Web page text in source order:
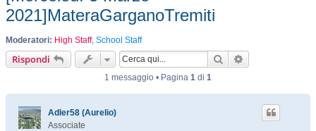
2021]MateraGarganoTremiti
Moderatori: High Staff, School Staff
Rispondi Cerca
1 messaggio • Pagina 1 di 1
Adler58 (Aurelio)
Associate